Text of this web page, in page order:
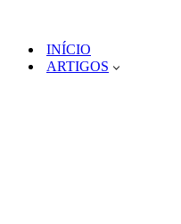
INÍCIO
ARTIGOS